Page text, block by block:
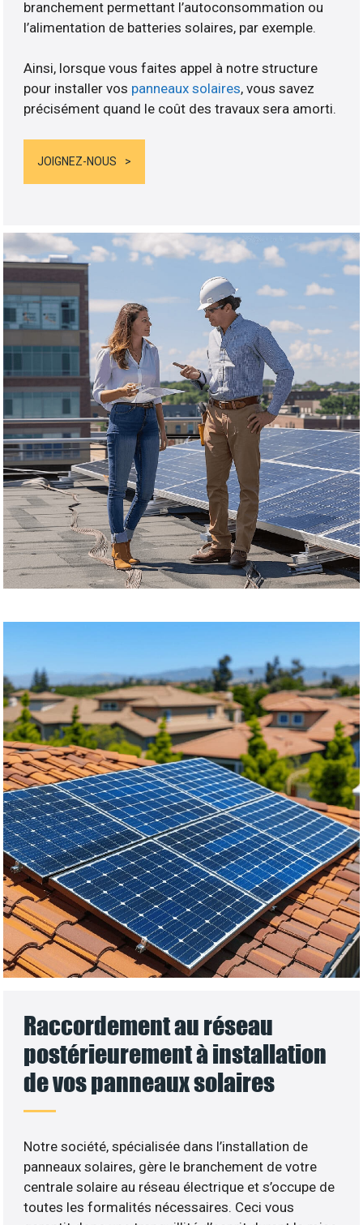
branchement permettant l’autoconsommation ou
l’alimentation de batteries solaires, par exemple.
Ainsi, lorsque vous faites appel à notre structure
pour installer vos panneaux solaires, vous savez
précisément quand le coût des travaux sera amorti.
JOIGNEZ-NOUS
Raccordement au réseau
postérieurement à installation
de vos panneaux solaires
Notre société, spécialisée dans l’installation de
panneaux solaires, gère le branchement de votre
centrale solaire au réseau électrique et s’occupe de
toutes les formalités nécessaires. Ceci vous